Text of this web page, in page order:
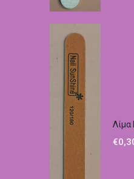
Λίμα
€